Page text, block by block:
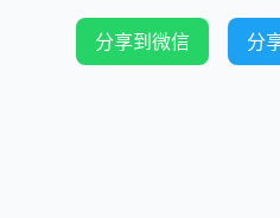
分享到微信 分